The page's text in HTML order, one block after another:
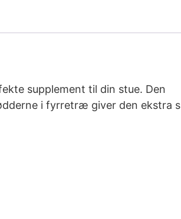
supplement til din stue. Den
i fyrretræ giver den ekstra s